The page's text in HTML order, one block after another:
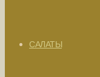
САЛАТЫ